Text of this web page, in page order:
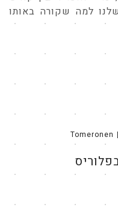
למה שקורה באותו
Tomeronen
אש בפלוריס